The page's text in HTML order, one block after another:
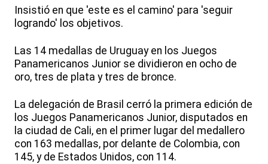
Insistió en que 'este es el camino' para 'seguir
logrando' los objetivos.
Las 14 medallas de Uruguay en los Juegos
Panamericanos Junior se dividieron en ocho de
oro, tres de plata y tres de bronce.
La delegación de Brasil cerró la primera edición de
los Juegos Panamericanos Junior, disputados en
la ciudad de Cali, en el primer lugar del medallero
con 163 medallas, por delante de Colombia, con
145, y de Estados Unidos, con 114.